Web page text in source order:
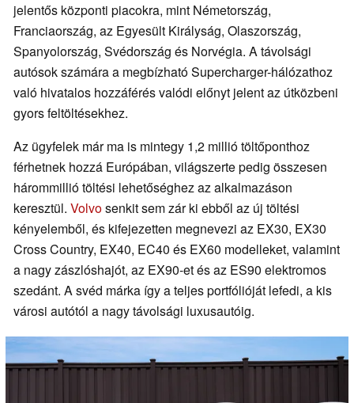
jelentős központi piacokra, mint Németország,
Franciaország, az Egyesült Királyság, Olaszország,
Spanyolország, Svédország és Norvégia. A távolsági
autósok számára a megbízható Supercharger-hálózathoz
való hivatalos hozzáférés valódi előnyt jelent az útközbeni
gyors feltöltésekhez.
Az ügyfelek már ma is mintegy 1,2 millió töltőponthoz
férhetnek hozzá Európában, világszerte pedig összesen
hárommillió töltési lehetőséghez az alkalmazáson
keresztül. Volvosenkit sem zár ki ebből az új töltési
kényelemből, és kifejezetten megnevezi az EX30, EX30
Cross Country, EX40, EC40 és EX60 modelleket, valamint
a nagy zászlóshajót, az EX90-et és az ES90 elektromos
szedánt. A svéd márka így a teljes portfólióját lefedi, a kis
városi autótól a nagy távolsági luxusautóig.